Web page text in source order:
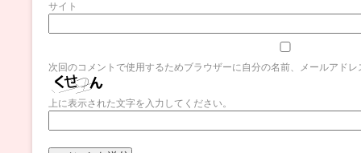
サイト
次回のコメントで使用するためブラウザーに自分の名前、メールアド
上に表示された文字を入力してください。